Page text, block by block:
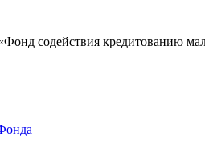
содействия кредитованию